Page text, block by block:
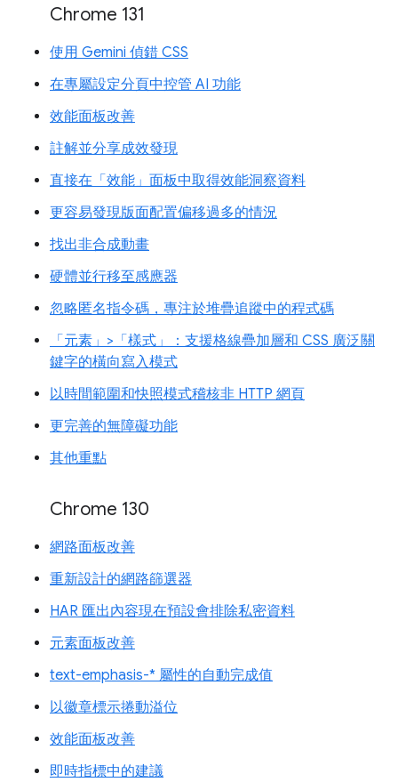
Chrome 131
使用 Gemini 偵錯 CSS
在專屬設定分頁中控管 AI 功能
效能面板改善
註解並分享成效發現
直接在「效能」面板中取得效能洞察資料
更容易發現版面配置偏移過多的情況
找出非合成動畫
硬體並行移至感應器
忽略匿名指令碼，專注於堆疊追蹤中的程式碼
「元素」>「樣式」：支援格線疊加層和 CSS 廣泛關
鍵字的橫向寫入模式
以時間範圍和快照模式稽核非 HTTP 網頁
更完善的無障礙功能
其他重點
Chrome 130
網路面板改善
重新設計的網路篩選器
HAR 匯出內容現在預設會排除私密資料
元素面板改善
text-emphasis-* 屬性的自動完成值
以徽章標示捲動溢位
效能面板改善
即時指標中的建議